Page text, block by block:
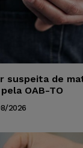
suspeita de
OAB-TO
2026